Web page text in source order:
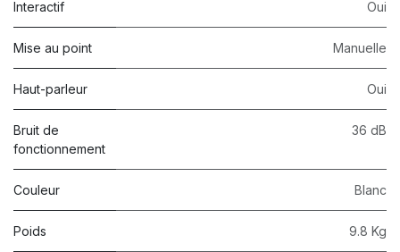
Interactif Oui
Mise au point Manuelle
Haut-parleur Oui
Bruit de
fonctionnement
36 dB
Couleur Blanc
Poids 9.8 Kg